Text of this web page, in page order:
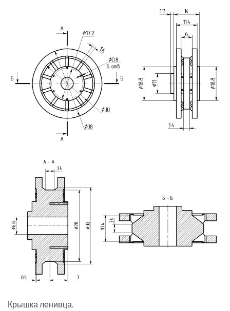
Крышка ленивца.